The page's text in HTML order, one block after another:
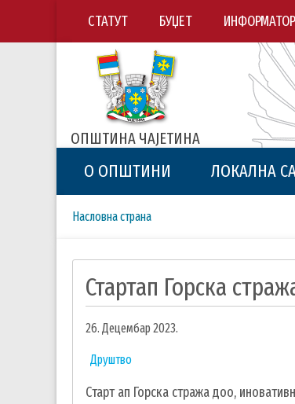
СТАТУТ БУЏЕТ
ОПШТИНА ЧАЈЕТИНА
О ОПШТИНИ ЛОКАЛНА
Breadcrumbs
You
Насловна страна
Стартап Горска
26. Децембар 2023.
Друштво
Старт ап Горска стража доо,